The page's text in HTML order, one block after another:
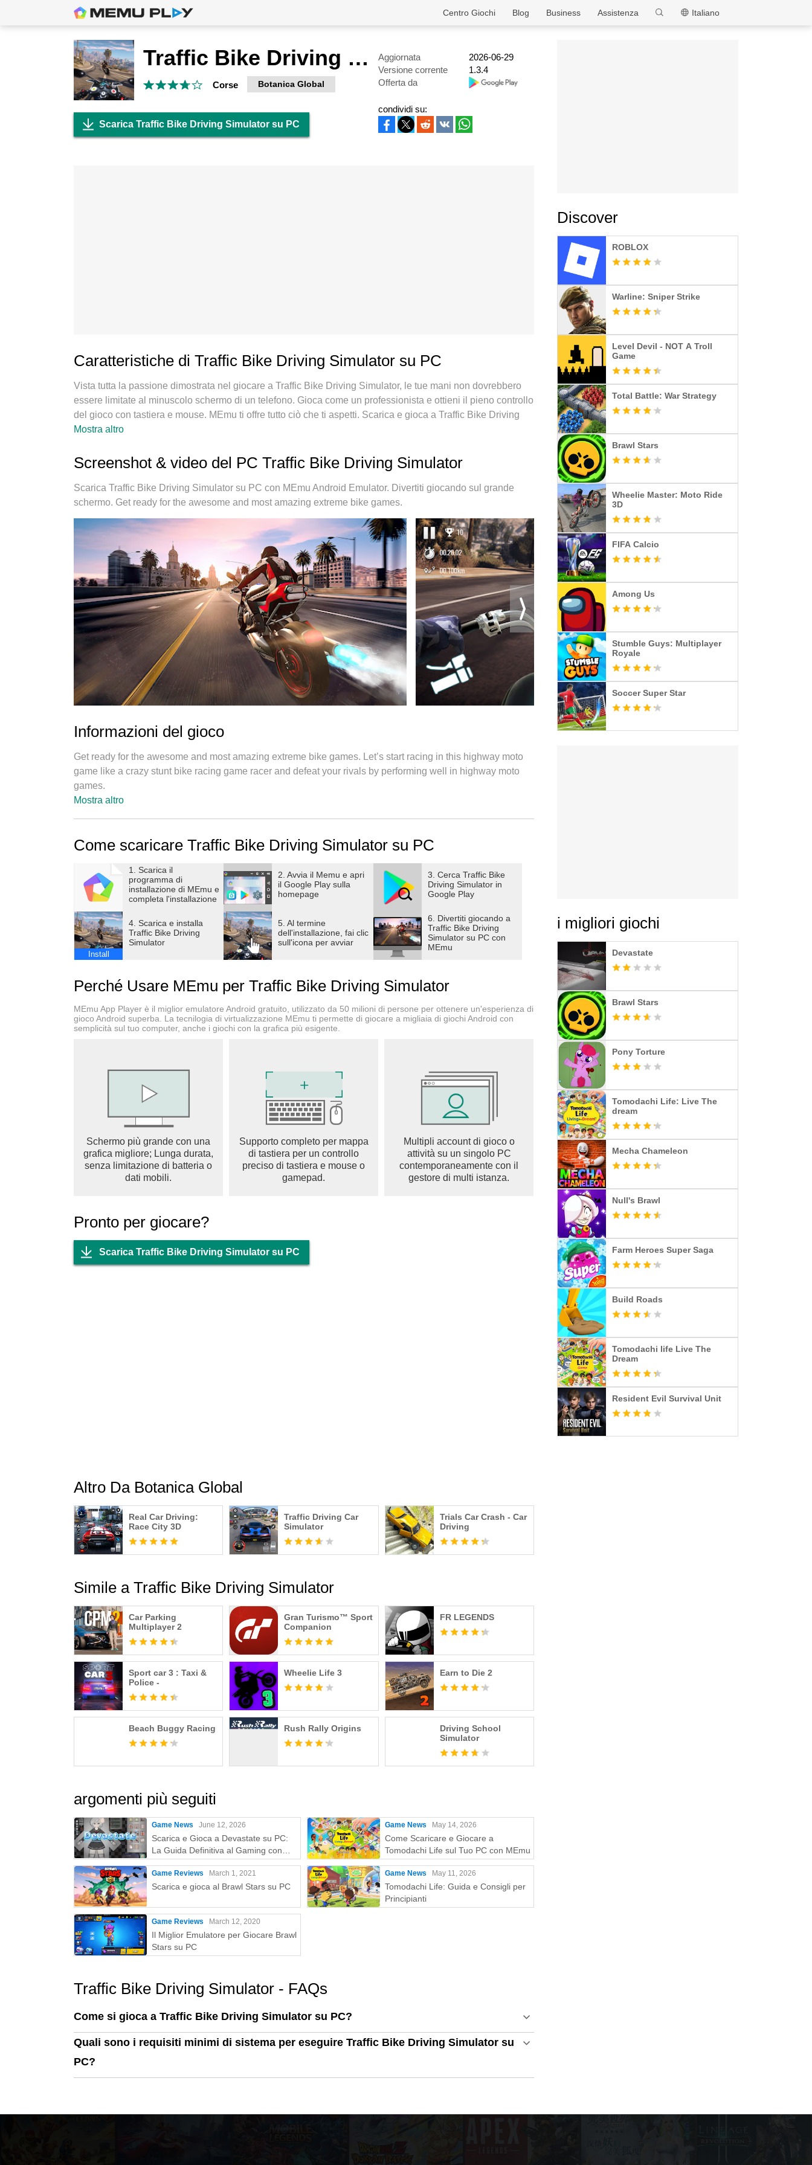
MEmu
Italiano
Assistenza
Business
Blog
Centro Giochi
Traffic Bike Driving Simulator
Corse Botanica Global
Aggiornata
2026-06-29
Versione corrente
1.3.4
Offerta da
Scarica Traffic Bike Driving Simulator su PC
condividi su:
Caratteristiche di Traffic Bike Driving Simulator su PC
Vista tutta la passione dimostrata nel giocare a Traffic Bike Driving Simulator, le tue mani non dovrebbero
essere limitate al minuscolo schermo di un telefono. Gioca come un professionista e ottieni il pieno controllo
del gioco con tastiera e mouse. MEmu ti offre tutto ciò che ti aspetti. Scarica e gioca a Traffic Bike Driving
Simulator su PC. Gioca quanto vuoi, niente più limitazioni di batteria, dati mobili e chiamate inquietanti. Il
base della nostra esperienza, lo squisito sistema di mappatura dei tasti preimpostati rende Traffic Bike
Driving Simulator un vero e proprio gioco per PC. MEmu è un gestore multi-instanza che permette di
giocare con 2 o più account sullo stesso dispositivo. E la cosa più importante, il nostro esclusivo motore di
emulazione può liberare tutto il potenziale del tuo PC, rendendo tutto fluido.
Mostra altro
Screenshot & video del PC Traffic Bike Driving Simulator
Scarica Traffic Bike Driving Simulator su PC con MEmu Android Emulator. Divertiti giocando sul grande
schermo. Get ready for the awesome and most amazing extreme bike games.
Informazioni del gioco
Get ready for the awesome and most amazing extreme bike games. Let’s start racing in this highway moto
game like a crazy stunt bike racing game racer and defeat your rivals by performing well in highway moto
games.
Enjoy amazing stunts on dangerous and impossible tracks of this thrilling bike riding game.
one rider in city bike games.
- Choose from the fastest high-performance motorcycles!
- Enjoy extreme 3D visuals!
- Prove your skills in hardcore challenges!
- Upgrade your speed, breaking level and add extra lives!
- Select your favorite motorbike category: chopper, cross or superbike!
- Make near traffic misses discovering 4 unique locations: Suburbs, Desert, Snow and Night City
- Discover plenty of bike tuning options!
Mostra altro
Come scaricare Traffic Bike Driving Simulator su PC
1. Scarica il
programma di
installazione di MEmu e
completa l'installazione
2. Avvia il Memu e apri
il Google Play sulla
homepage
3. Cerca Traffic Bike
Driving Simulator in
Google Play
Install
4. Scarica e installa
Traffic Bike Driving
Simulator
5. Al termine
dell'installazione, fai clic
sull'icona per avviar
6. Divertiti giocando a
Traffic Bike Driving
Simulator su PC con
MEmu
Perché Usare MEmu per Traffic Bike Driving Simulator
MEmu App Player è il miglior emulatore Android gratuito, utilizzato da 50 milioni di persone per ottenere un'esperienza di
gioco Android superba. La tecnilogia di virtualizzazione MEmu ti permette di giocare a migliaia di giochi Android con
semplicità sul tuo computer, anche i giochi con la grafica più esigente.
Schermo più grande con una
grafica migliore; Lunga durata,
senza limitazione di batteria o
dati mobili.
Supporto completo per mappa
di tastiera per un controllo
preciso di tastiera e mouse o
gamepad.
Multipli account di gioco o
attività su un singolo PC
contemporaneamente con il
gestore di multi istanza.
Pronto per giocare?
Scarica Traffic Bike Driving Simulator su PC
Altro Da Botanica Global
Real Car Driving:
Race City 3D
Traffic Driving Car
Simulator
Trials Car Crash - Car
Driving
Simile a Traffic Bike Driving Simulator
Car Parking
Multiplayer 2
Gran Turismo™ Sport
Companion
FR LEGENDS
Sport car 3 : Taxi &
Police -
Wheelie Life 3 Earn to Die 2
Beach Buggy Racing Rush Rally Origins
Driving School
Simulator
argomenti più seguiti
Game News June 12, 2026
Scarica e Gioca a Devastate su PC:
La Guida Definitiva al Gaming con
MEmu Play
Game Reviews March 1, 2021
Scarica e gioca al Brawl Stars su PC
Game Reviews March 12, 2020
Il Miglior Emulatore per Giocare Brawl
Stars su PC
Game News May 14, 2026
Come Scaricare e Giocare a
Tomodachi Life sul Tuo PC con MEmu
Game News May 11, 2026
Tomodachi Life: Guida e Consigli per
Principianti
Traffic Bike Driving Simulator - FAQs
Come si gioca a Traffic Bike Driving Simulator su PC?
Quali sono i requisiti minimi di sistema per eseguire Traffic Bike Driving Simulator su
PC?
Discover
ROBLOX
Warline: Sniper Strike
Level Devil - NOT A Troll
Game
Total Battle: War Strategy
Brawl Stars
Wheelie Master: Moto Ride
3D
FIFA Calcio
Among Us
Stumble Guys: Multiplayer
Royale
Soccer Super Star
i migliori giochi
Devastate
Brawl Stars
Pony Torture
Tomodachi Life: Live The
dream
Mecha Chameleon
Null's Brawl
Farm Heroes Super Saga
Build Roads
Tomodachi life Live The
Dream
Resident Evil Survival Unit